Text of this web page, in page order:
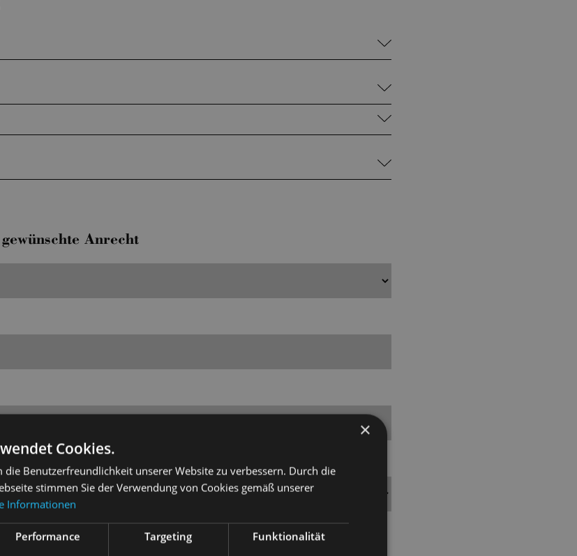
Anrecht
ein
×
Cookies.
die Benutzerfreundlichkeit unserer Website zu verbessern. Durch die
stimmen Sie der Verwendung von Cookies gemäß unserer
Informationen
Performance Targeting Funktionalität